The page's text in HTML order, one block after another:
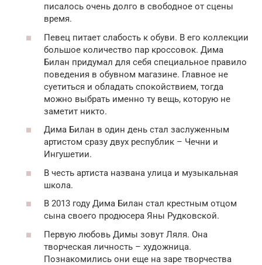
писалось очень долго в свободное от сцены
время.
Певец питает слабость к обуви. В его коллекции
большое количество пар кроссовок. Дима
Билан придумал для себя специальное правило
поведения в обувном магазине. Главное не
суетиться и обладать спокойствием, тогда
можно выбрать именно ту вещь, которую не
заметит никто.
Дима Билан в один день стал заслуженным
артистом сразу двух республик – Чечни и
Ингушетии.
В честь артиста названа улица и музыкальная
школа.
В 2013 году Дима Билан стал крестным отцом
сына своего продюсера Яны Рудковской.
Первую любовь Димы зовут Ляля. Она
творческая личность – художница.
Познакомились они еще на заре творчества